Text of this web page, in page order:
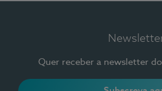
Quer receber a newsletter